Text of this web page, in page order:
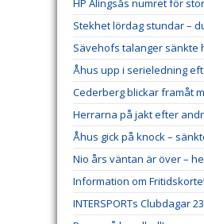
HP Alingsås numret för
Stekhet lördag stundar –
Sävehofs talanger sänkte
Åhus upp i serieledning
Cederberg blickar framåt
Herrarna på jakt efter
Åhus gick på knock –
Nio års väntan är över –
Information om
INTERSPORTs Clubdagar